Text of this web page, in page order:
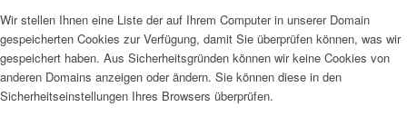
Wir stellen Ihnen eine Liste der auf Ihrem Computer in unserer Domain
gespeicherten Cookies zur Verfügung, damit Sie überprüfen können, was wir
gespeichert haben. Aus Sicherheitsgründen können wir keine Cookies von
anderen Domains anzeigen oder ändern. Sie können diese in den
Sicherheitseinstellungen Ihres Browsers überprüfen.